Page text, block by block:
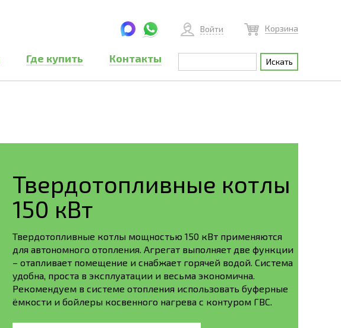
Войти Корзина
Где купить Контакты
Твердотопливные котлы
150 кВт
Твердотопливные котлы мощностью 150 кВт применяются
для автономного отопления. Агрегат выполняет две функции
– отапливает помещение и снабжает горячей водой. Система
удобна, проста в эксплуатации и весьма экономична.
Рекомендуем в системе отопления использовать буферные
ёмкости и бойлеры косвенного нагрева с контуром ГВС.